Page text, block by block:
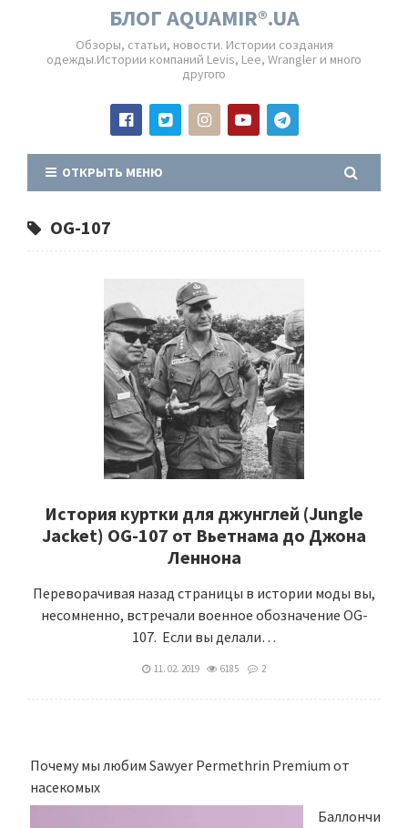
БЛОГ AQUAMIR®.UA
Обзоры, статьи, новости. Истории создания
одежды.Истории компаний Levis, Lee, Wrangler и много
другого
ОТКРЫТЬ МЕНЮ
OG-107
История куртки для джунглей (Jungle
Jacket) OG-107 от Вьетнама до Джона
Леннона
Переворачивая назад страницы в истории моды вы,
несомненно, встречали военное обозначение OG-
107. Если вы делали…
11. 02. 2019 6185 2
Почему мы любим Sawyer Permethrin Premium от
насекомых
Баллончи